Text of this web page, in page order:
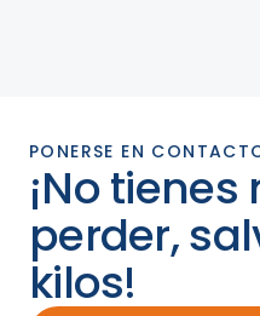
PONERSE EN
¡No
perder,
kilos!